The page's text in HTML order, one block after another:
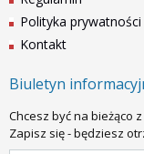
Polityka prywatności
Kontakt
Biuletyn
Chcesz być na bieżąco
Zapisz się - będziesz